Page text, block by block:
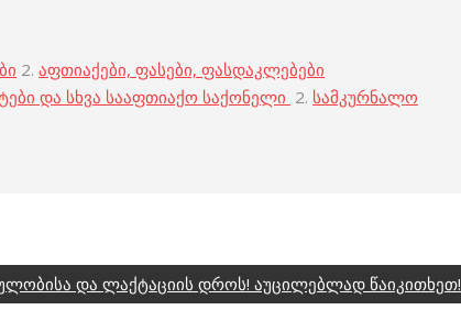
2. აფთიაქები, ფასები, ფასდაკლებები
და სხვა სააფთიაქო საქონელი 2. სამკურნალო
და ლაქტაციის დროს! აუცილებლად წაიკითხეთ!